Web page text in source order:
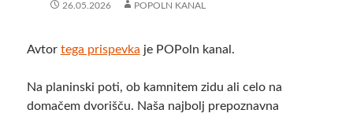
26.05.2026 POPOLN KANAL
Avtor tega prispevka je POPoln kanal.
Na planinski poti, ob kamnitem zidu ali celo na
domačem dvorišču. Naša najbolj prepoznavna